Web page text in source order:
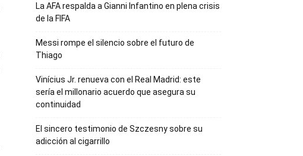
La AFA respalda a Gianni Infantino en plena crisis
de la FIFA
Messi rompe el silencio sobre el futuro de
Thiago
Vinícius Jr. renueva con el Real Madrid: este
sería el millonario acuerdo que asegura su
continuidad
El sincero testimonio de Szczesny sobre su
adicción al cigarrillo